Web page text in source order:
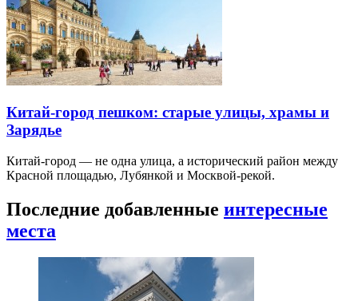
Китай-город пешком: старые улицы, храмы и
Зарядье
Китай-город — не одна улица, а исторический район между
Красной площадью, Лубянкой и Москвой-рекой.
Последние добавленные интересные
места